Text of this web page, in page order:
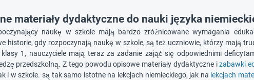
materiały dydaktyczne do nauki języka
naukę w szkole mają bardzo zróżnicowane wymagania
historie, gdy rozpoczynają naukę w szkole, są też uczniowie, którzy mają
1, nauczyciele mają teraz za zadanie zająć się odpowiednimi
przedszkolną. Z tego powodu opisowe materiały dydaktyczne izabawki
i w szkole. są tak samo istotne na lekcjach niemieckiego, jak na lekcjach